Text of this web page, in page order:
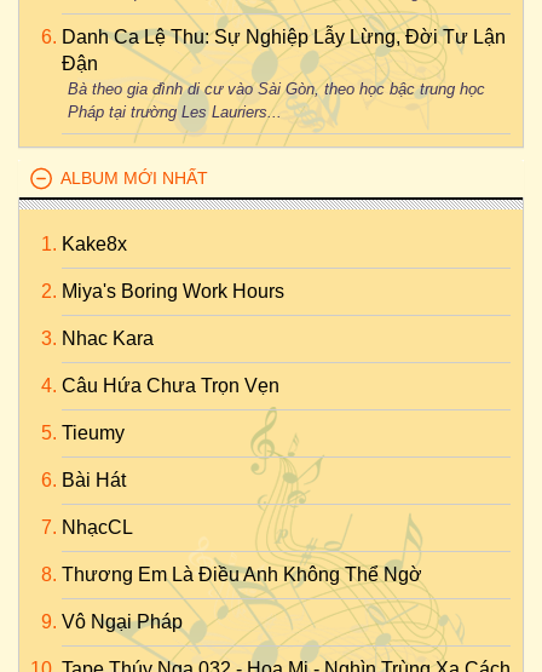
Danh Ca Lệ Thu: Sự Nghiệp Lẫy Lừng, Đời Tư Lận
Đận
Bà theo gia đình di cư vào Sài Gòn, theo học bậc trung học
Pháp tại trường Les Lauriers...
ALBUM MỚI NHẤT
Kake8x
Miya's Boring Work Hours
Nhac Kara
Câu Hứa Chưa Trọn Vẹn
Tieumy
Bài Hát
NhạcCL
Thương Em Là Điều Anh Không Thể Ngờ
Vô Ngại Pháp